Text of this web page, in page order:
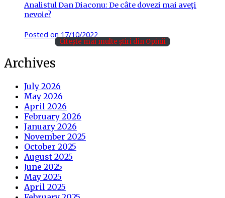
Analistul Dan Diaconu: De câte dovezi mai aveţi
nevoie?
Posted on 17/10/2022
Citește mai multe știri din Opinii
Archives
July 2026
May 2026
April 2026
February 2026
January 2026
November 2025
October 2025
August 2025
June 2025
May 2025
April 2025